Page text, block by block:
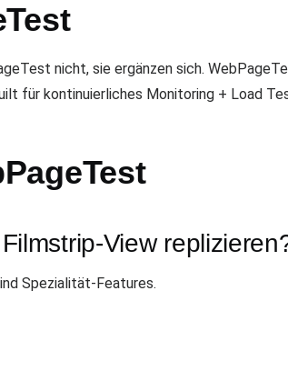
nicht, sie ergänzen sich.
für kontinuierliches Monitoring + Load
View
Spezialität-Features.